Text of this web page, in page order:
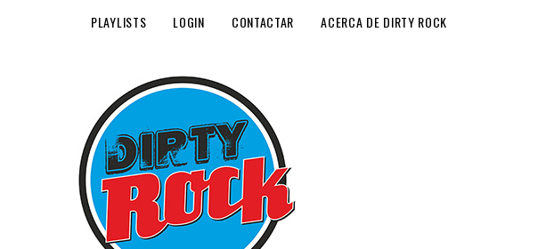
PLAYLISTS LOGIN CONTACTAR ACERCA DE DIRTY ROCK